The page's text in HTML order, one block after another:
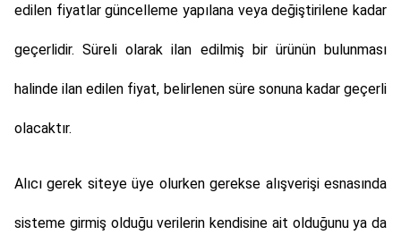
edilen fiyatlar güncelleme yapılana veya değiştirilene kadar
geçerlidir. Süreli olarak ilan edilmiş bir ürünün bulunması
halinde ilan edilen fiyat, belirlenen süre sonuna kadar geçerli
olacaktır.
Alıcı gerek siteye üye olurken gerekse alışverişi esnasında
sisteme girmiş olduğu verilerin kendisine ait olduğunu ya da